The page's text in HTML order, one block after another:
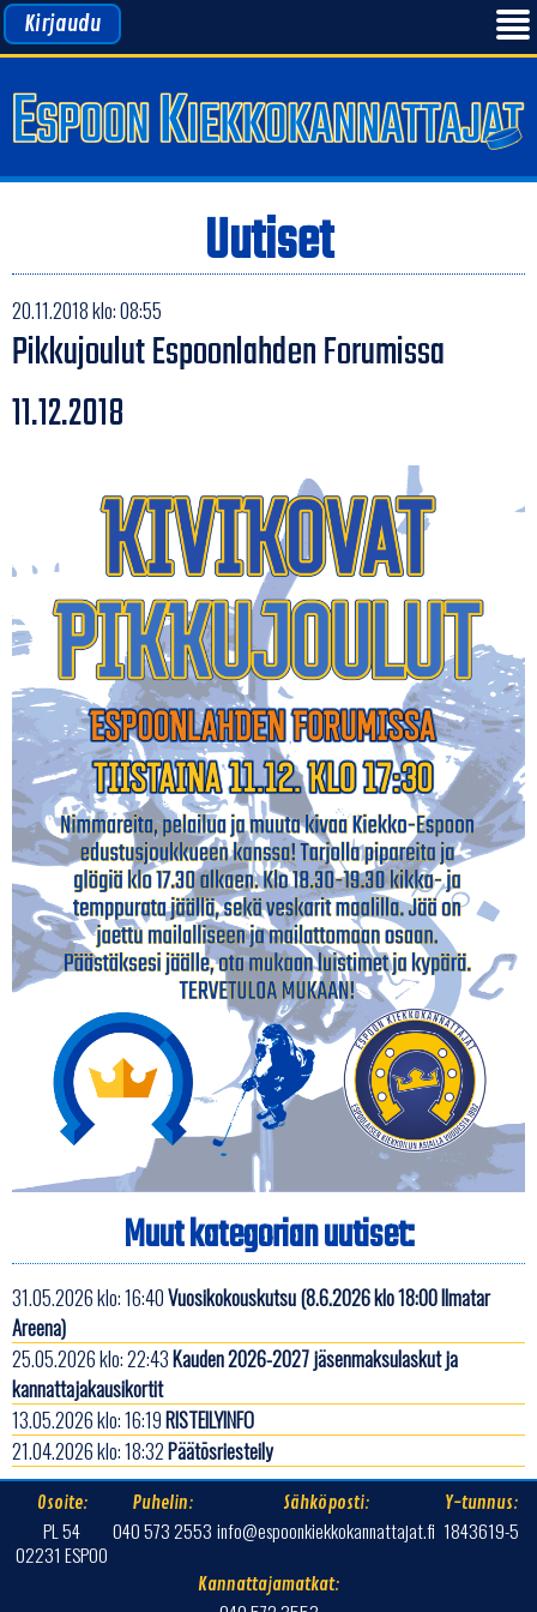
Kirjaudu
Uutiset
20.11.2018 klo: 08:55
Pikkujoulut Espoonlahden Forumissa
11.12.2018
Muut kategorian uutiset:
31.05.2026 klo: 16:40Vuosikokouskutsu (8.6.2026 klo 18:00 Ilmatar
Areena)
25.05.2026 klo: 22:43Kauden 2026-2027 jäsenmaksulaskut ja
kannattajakausikortit
13.05.2026 klo: 16:19RISTEILYINFO
21.04.2026 klo: 18:32Päätösriesteily
Osoite:
PL 54
02231 ESPOO
Puhelin:
040 573 2553
Sähköposti:
info@espoonkiekkokannattajat.fi
Y-tunnus:
1843619-5
Kannattajamatkat: